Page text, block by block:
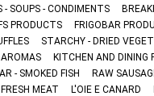
- SOUPS - CONDIMENTS
PRODUCTS
FRIGOBAR
STARCHY - DRIED
KITCHEN AND
- SMOKED FISH
RAW
MEAT L'OIE E CANARD